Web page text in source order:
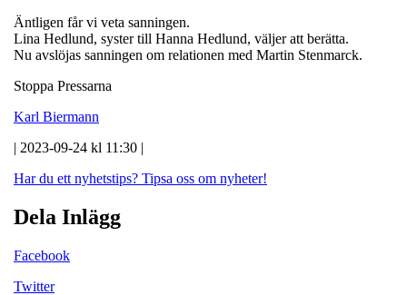
Äntligen får vi veta sanningen.
Lina Hedlund, syster till Hanna Hedlund, väljer att berätta.
Nu avslöjas sanningen om relationen med Martin Stenmarck.
Stoppa Pressarna
Karl Biermann
| 2023-09-24 kl 11:30 |
Har du ett nyhetstips? Tipsa oss om nyheter!
Dela Inlägg
Facebook
Twitter